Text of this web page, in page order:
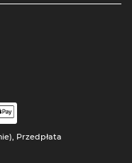
Przedpłata